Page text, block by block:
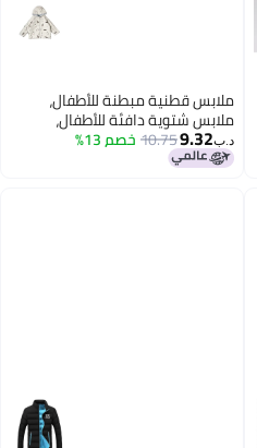
ملابس قطنية مبطنة للأطفال،
ملابس شتوية دافئة للأطفال،
جاكيتات مبطنة بغطاء للرأس للرجال
والنساء، ملابس وجاكيتات قطنية
د.ب‏9.32
10.75خصم 13%